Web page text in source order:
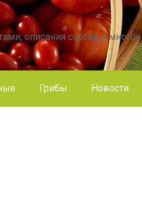
описания сортов и многое
Грибы Новости